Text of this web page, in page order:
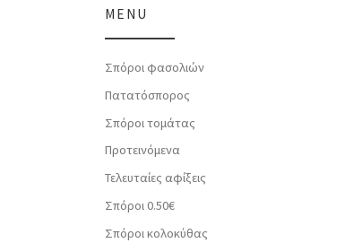
MENU
Σπόροι φασολιών
Πατατόσπορος
Σπόροι τομάτας
Προτεινόμενα
Τελευταίες αφίξεις
Σπόροι 0.50€
Σπόροι κολοκύθας